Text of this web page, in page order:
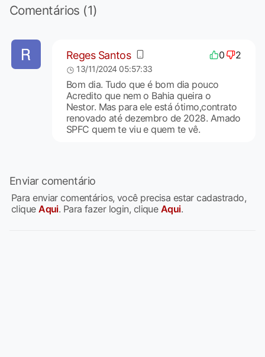
Comentários (1)
Reges Santos 0 2
13/11/2024 05:57:33
Bom dia. Tudo que é bom dia pouco
Acredito que nem o Bahia queira o
Nestor. Mas para ele está ótimo,contrato
renovado até dezembro de 2028. Amado
SPFC quem te viu e quem te vê.
Enviar comentário
Para enviar comentários, você precisa estar cadastrado,
cliqueAqui. Para fazer login, clique Aqui.